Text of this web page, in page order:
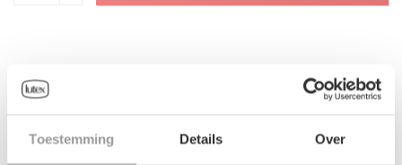
Toestemming Details Over
Geen informatie gevonden